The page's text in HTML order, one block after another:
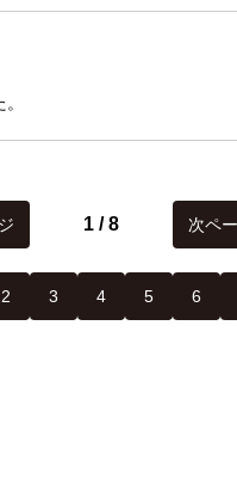
1 / 8 次ペ
2 3 4 5 6